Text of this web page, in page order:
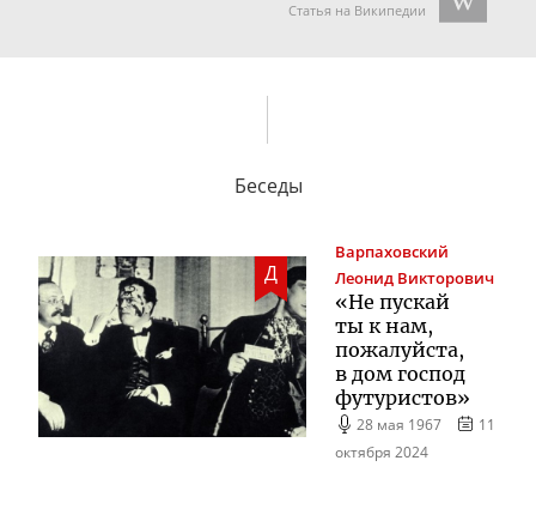
Статья на Википедии
Беседы
Д
Варпаховский
Леонид Викторович
«Не пускай
ты к нам,
пожалуйста,
в дом господ
футуристов»
28 мая 1967
11
октября 2024